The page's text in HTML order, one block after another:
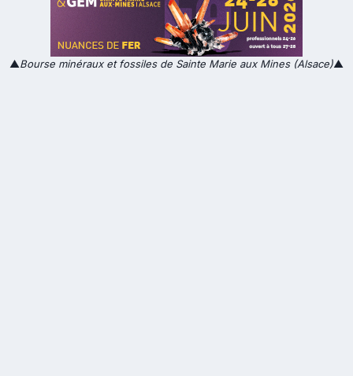
▲Bourse minéraux et fossiles de Sainte Marie aux Mines (Alsace)▲